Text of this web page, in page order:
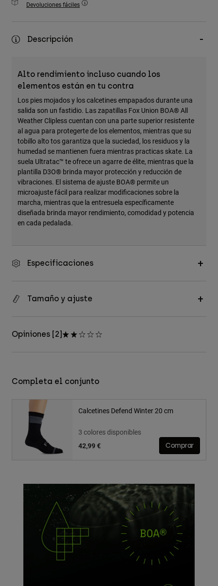
Ver todoDevoluciones fáciles
Descripción
Alto rendimiento incluso cuando los
elementos están en tu contra
Los pies mojados y los calcetines empapados durante una
salida son un fastidio. Las zapatillas Fox Union BOA® All
Weather Clipless cuentan con una parte superior resistente
al agua para protegerte de los elementos, mientras que su
tobillo alto tos garantiza que la suciedad, los residuos y la
humedad se mantienen fuera mientras practicas skate. La
suela Ultratac™ te ofrece un agarre de élite, mientras que la
plantilla D3O® brinda mayor protección y reducción de
vibraciones. El sistema de ajuste BOA® permite un
microajuste fácil para realizar modificaciones sobre la
marcha, mientras que la entresuela específicamente
diseñada brinda mayor rendimiento, comodidad y potencia
en cada pedalada.
Especificaciones
Tamaño y ajuste
Opiniones [2]
Completa el conjunto
Calcetines Defend Winter 20 cm
3 colores disponibles
42,99 €
Comprar